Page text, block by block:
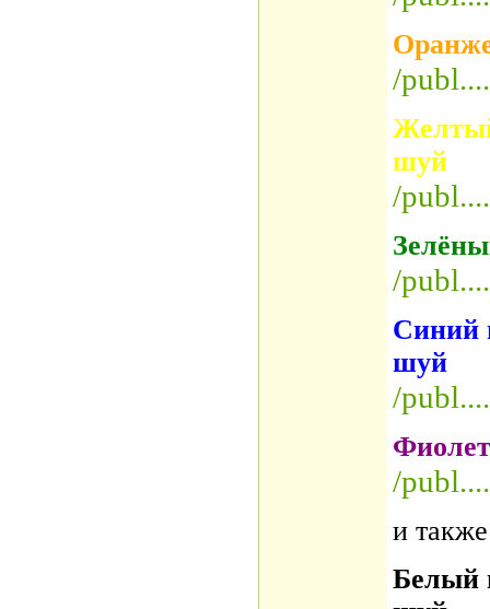
/
шуй
/
/
Синий
шуй
/
/
и также
Белый